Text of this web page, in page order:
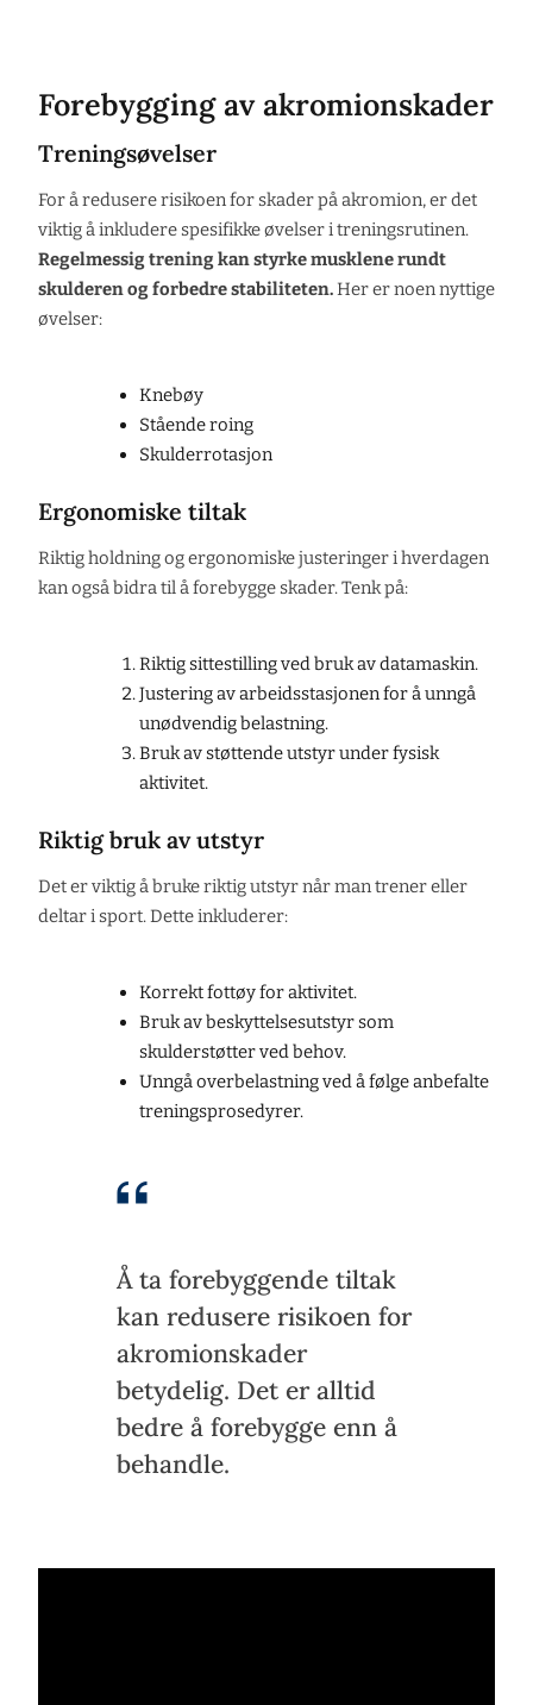
Forebygging av akromionskader
Treningsøvelser
For å redusere risikoen for skader på akromion, er det
viktig å inkludere spesifikke øvelser i treningsrutinen.
Regelmessig trening kan styrke musklene rundt
skulderen og forbedre stabiliteten.Her er noen nyttige
øvelser:
Knebøy
Stående roing
Skulderrotasjon
Ergonomiske tiltak
Riktig holdning og ergonomiske justeringer i hverdagen
kan også bidra til å forebygge skader. Tenk på:
Riktig sittestilling ved bruk av datamaskin.
Justering av arbeidsstasjonen for å unngå
unødvendig belastning.
Bruk av støttende utstyr under fysisk
aktivitet.
Riktig bruk av utstyr
Det er viktig å bruke riktig utstyr når man trener eller
deltar i sport. Dette inkluderer:
Korrekt fottøy for aktivitet.
Bruk av beskyttelsesutstyr som
skulderstøtter ved behov.
Unngå overbelastning ved å følge anbefalte
treningsprosedyrer.
Å ta forebyggende tiltak
kan redusere risikoen for
akromionskader
betydelig. Det er alltid
bedre å forebygge enn å
behandle.